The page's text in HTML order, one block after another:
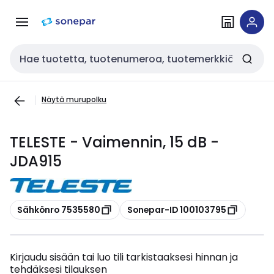
navigointiinsisältöön
Haku
Näytä murupolku
TELESTE - Vaimennin, 15 dB -
JDA915
Kopioi
Sähkönro 7535580 Kopioi
Sonepar-ID 100103795
Kirjaudu sisään tai luo tili tarkistaaksesi hinnan ja
tehdäksesi tilauksen